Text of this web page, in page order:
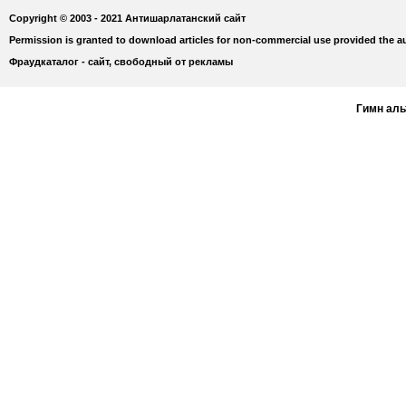
Copyright © 2003 - 2021 Антишарлатанский сайт
Permission is granted to download articles for non-commercial use provided the
Фраудкаталог - сайт, свободный от рекламы
Гимн